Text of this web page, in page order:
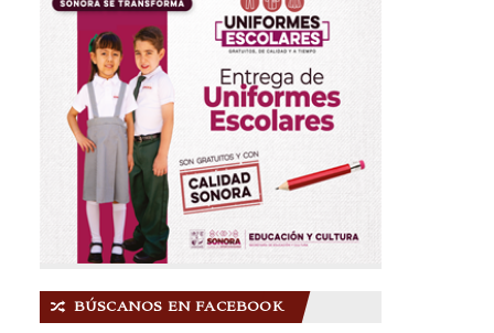
🔀 BÚSCANOS EN FACEBOOK